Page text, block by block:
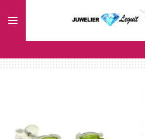
direct
hoofdinhoud